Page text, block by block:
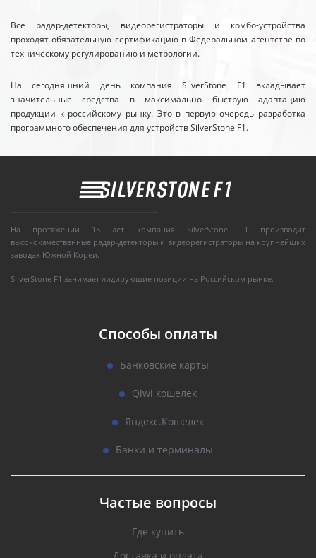
Все радар-детекторы, видеорегистраторы и комбо-устройства
проходят обязательную сертификацию в Федеральном агентстве по
техническому регулированию и метрологии.
На сегодняшний день компания SilverStone F1 вкладывает
значительные средства в максимально быструю адаптацию
продукции к российскому рынку. Это в первую очередь разработка
программного обеспечения для устройств SilverStone F1.
На протяжении 15 лет компания SilverStone F1 производит
высококачественные радар-детекторы и видеорегистраторы на крупнейших
заводах Южной Кореи.
SilverStone F1 занимает лидирующие позиции на Российском рынке.
Способы оплаты
Банковские карты
Qiwi кошелек
Яндекс.Кошелек
Банки и терминалы
Частые вопросы
Где купить